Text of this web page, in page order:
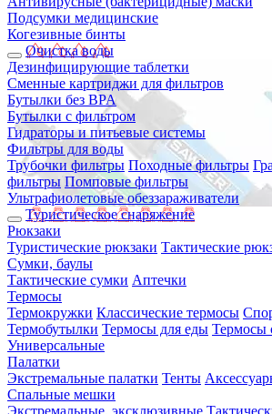
Подсумки медицинские
Когезивные бинты
Очистка воды
Дезинфицирующие таблетки
Сменные картриджи для фильтров
Бутылки без BPA
Бутылки с фильтром
Гидраторы и питьевые системы
Фильтры для воды
Трубочки фильтры Походные фильтры
фильтры Помповые фильтры
Ультрафиолетовые обеззараживатели
Туристическое снаряжение
Рюкзаки
Туристические рюкзаки Тактические
Сумки, баулы
Тактические сумки Аптечки
Термосы
Термокружки Классические термосы
Термобутылки Термосы для еды Термосы
Универсальные
Палатки
Экстремальные палатки Тенты
Спальные мешки